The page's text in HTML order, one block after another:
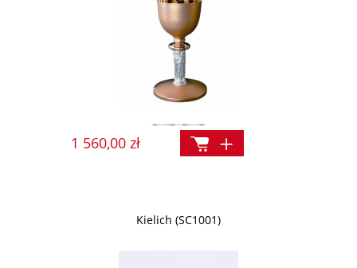
1 560,00 zł
Kielich (SC1001)